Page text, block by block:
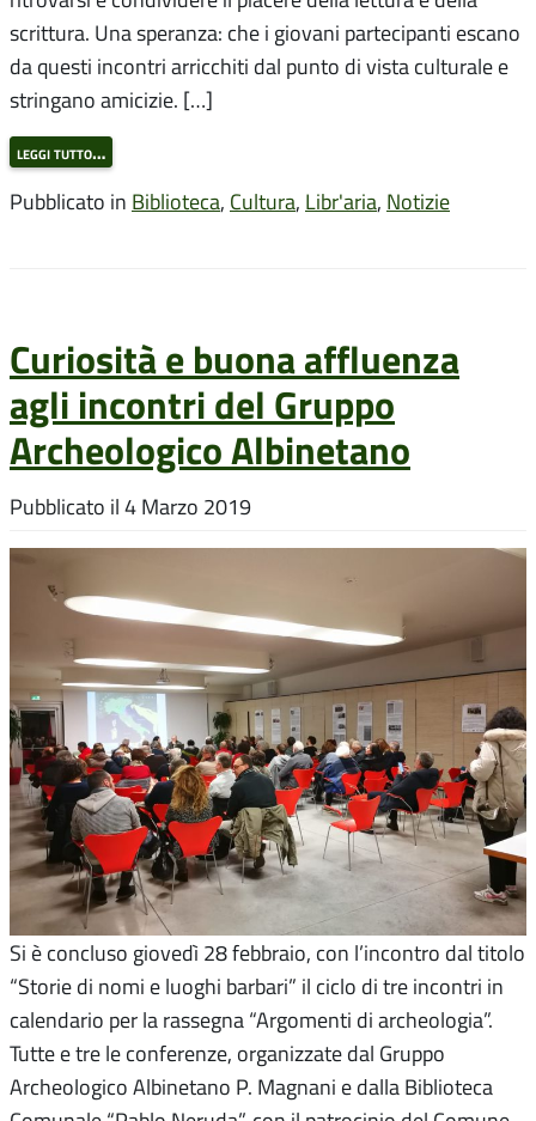
scrittura. Una speranza: che i giovani partecipanti escano
da questi incontri arricchiti dal punto di vista culturale e
stringano amicizie. […]
leggi tutto…
Pubblicato in Biblioteca, Cultura, Libr'aria, Notizie
Curiosità e buona affluenza
agli incontri del Gruppo
Archeologico Albinetano
Pubblicato il 4 Marzo 2019
Si è concluso giovedì 28 febbraio, con l’incontro dal titolo
“Storie di nomi e luoghi barbari” il ciclo di tre incontri in
calendario per la rassegna “Argomenti di archeologia”.
Tutte e tre le conferenze, organizzate dal Gruppo
Archeologico Albinetano P. Magnani e dalla Biblioteca